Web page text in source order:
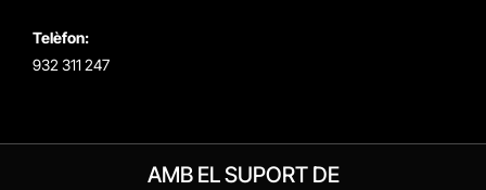
Telèfon:
932 311 247
AMB EL SUPORT DE